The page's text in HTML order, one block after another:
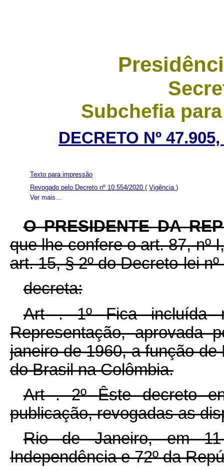
Subchefia
DECRETO Nº
Ver mais...
Texto para impressão
Revogado pelo Decreto nº 10.554/2020 ( Vigência )
O PRESIDENTE DA
que lhe confere o art. 87, nº
art. 15, § 2º do Decreto-lei
decreta:
Art . 1º Fica incluída
Representação, aprovada
janeiro de 1960, a função
do Brasil na Colômbia.
Art . 2º Êste decreto
publicação, revogadas as
Rio de Janeiro, em
Independência e 72º da